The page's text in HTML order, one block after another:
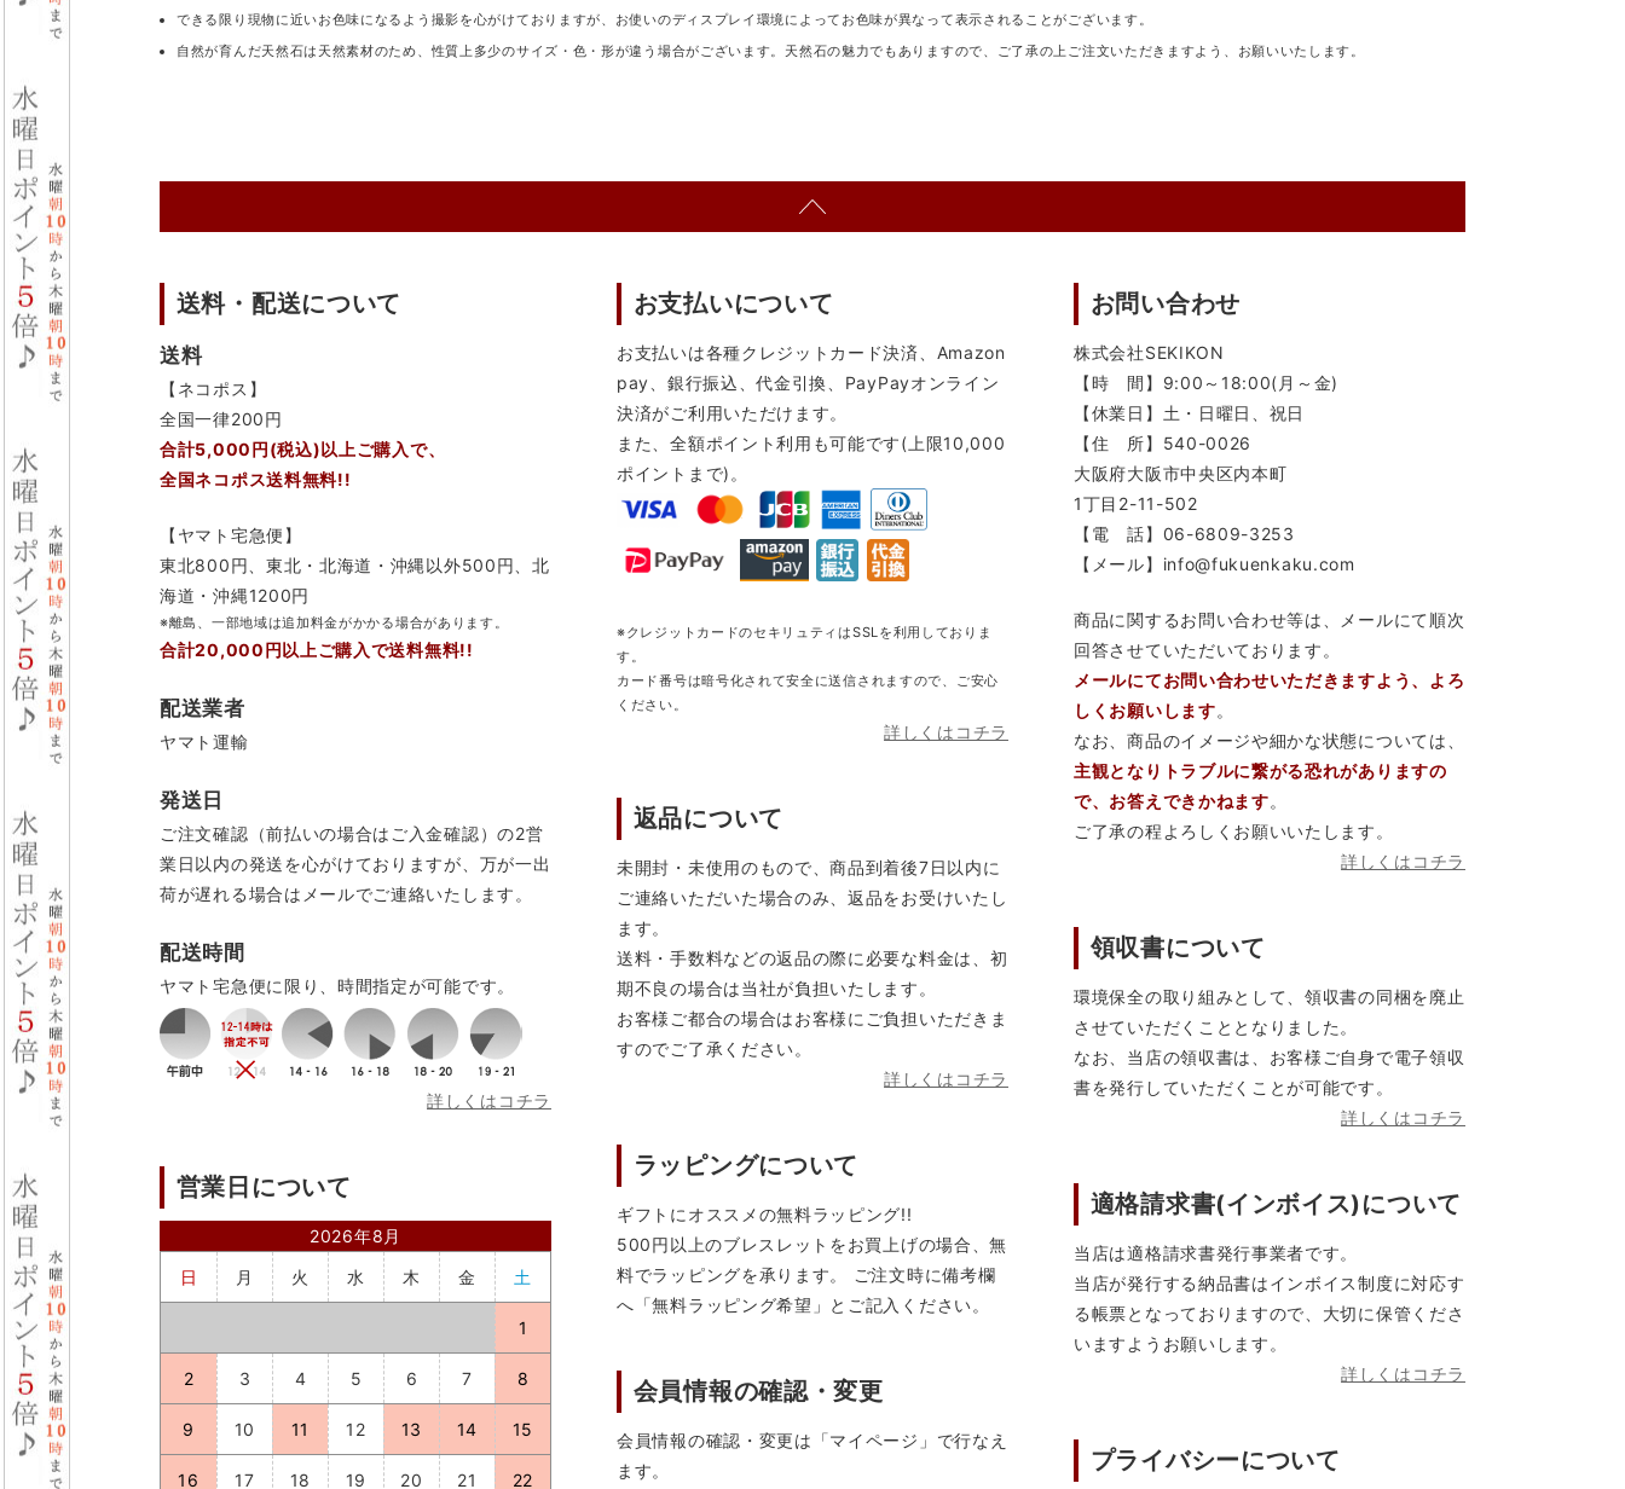
できる限り現物に近いお色味になるよう撮影を心がけておりますが、お使いのディスプレイ環境によってお色味が異なって表示されることがございます。
自然が育んだ天然石は天然素材のため、性質上多少のサイズ・色・形が違う場合がございます。天然石の魅力でもありますので、ご了承の上ご注文いただきますよう、お願いいたします。
送料・配送について
送料
【ネコポス】
全国一律200円
合計5,000円(税込)以上ご購入で、
全国ネコポス送料無料!!
【ヤマト宅急便】
東北800円、東北・北海道・沖縄以外500円、北
海道・沖縄1200円
※離島、一部地域は追加料金がかかる場合があります。
合計20,000円以上ご購入で送料無料!!
配送業者
ヤマト運輸
発送日
ご注文確認（前払いの場合はご入金確認）の2営
業日以内の発送を心がけておりますが、万が一出
荷が遅れる場合はメールでご連絡いたします。
配送時間
ヤマト宅急便に限り、時間指定が可能です。
詳しくはコチラ
営業日について
2026年8月
日
月 火 水 木 金 土
1
2 3 4 5 6 7 8
9 10 11 12 13 14 15
16 17 18 19 20 21 22
お支払いについて
お支払いは各種クレジットカード決済、Amazon
pay、銀行振込、代金引換、PayPayオンライン
決済がご利用いただけます。
また、全額ポイント利用も可能です(上限10,000
ポイントまで)。
※クレジットカードのセキリュティはSSLを利用しておりま
す。
カード番号は暗号化されて安全に送信されますので、ご安心
ください。
詳しくはコチラ
返品について
未開封・未使用のもので、商品到着後7日以内に
ご連絡いただいた場合のみ、返品をお受けいたし
ます。
送料・手数料などの返品の際に必要な料金は、初
期不良の場合は当社が負担いたします。
お客様ご都合の場合はお客様にご負担いただきま
すのでご了承ください。
詳しくはコチラ
ラッピングについて
ギフトにオススメの無料ラッピング!!
500円以上のブレスレットをお買上げの場合、無
料でラッピングを承ります。 ご注文時に備考欄
へ「無料ラッピング希望」とご記入ください。
会員情報の確認・変更
会員情報の確認・変更は「マイページ」で行なえ
ます。
お問い合わせ
株式会社SEKIKON
【時 間】9:00～18:00(月～金)
【休業日】土・日曜日、祝日
【住 所】540-0026
大阪府大阪市中央区内本町
1丁目2-11-502
【電 話】06-6809-3253
【メール】info@fukuenkaku.com
商品に関するお問い合わせ等は、メールにて順次
回答させていただいております。
メールにてお問い合わせいただきますよう、よろ
しくお願いします。
なお、商品のイメージや細かな状態については、
主観となりトラブルに繋がる恐れがありますの
で、お答えできかねます。
ご了承の程よろしくお願いいたします。
詳しくはコチラ
領収書について
環境保全の取り組みとして、領収書の同梱を廃止
させていただくこととなりました。
なお、当店の領収書は、お客様ご自身で電子領収
書を発行していただくことが可能です。
詳しくはコチラ
適格請求書(インボイス)について
当店は適格請求書発行事業者です。
当店が発行する納品書はインボイス制度に対応す
る帳票となっておりますので、大切に保管くださ
いますようお願いします。
詳しくはコチラ
プライバシーについて